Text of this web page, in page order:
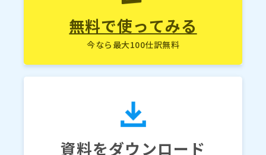
無料で使ってみる
今なら最大100仕訳無料
資料をダウンロード